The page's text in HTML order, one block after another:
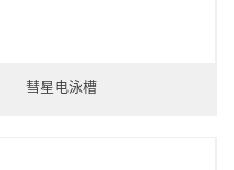
彗星电泳槽